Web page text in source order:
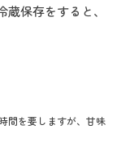
保存をすると、
間を​要しますが、甘味